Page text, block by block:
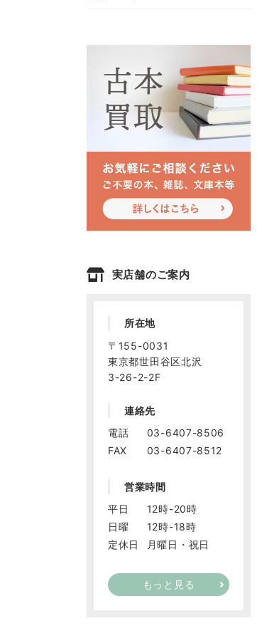
実店舗のご案内
所在地
〒155-0031
東京都世田谷区北沢
3-26-2-2F
連絡先
電話
03-6407-8506
FAX
03-6407-8512
営業時間
平日
12時-20時
日曜
12時-18時
定休日
月曜日・祝日
もっと見る